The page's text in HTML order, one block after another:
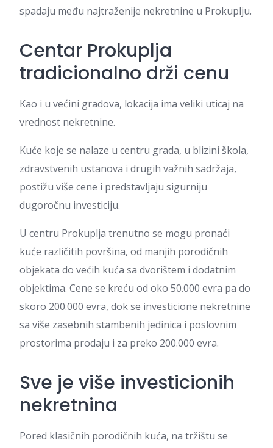
spadaju među najtraženije nekretnine u Prokuplju.
Centar Prokuplja
tradicionalno drži cenu
Kao i u većini gradova, lokacija ima veliki uticaj na
vrednost nekretnine.
Kuće koje se nalaze u centru grada, u blizini škola,
zdravstvenih ustanova i drugih važnih sadržaja,
postižu više cene i predstavljaju sigurniju
dugoročnu investiciju.
U centru Prokuplja trenutno se mogu pronaći
kuće različitih površina, od manjih porodičnih
objekata do većih kuća sa dvorištem i dodatnim
objektima. Cene se kreću od oko 50.000 evra pa do
skoro 200.000 evra, dok se investicione nekretnine
sa više zasebnih stambenih jedinica i poslovnim
prostorima prodaju i za preko 200.000 evra.
Sve je više investicionih
nekretnina
Pored klasičnih porodičnih kuća, na tržištu se